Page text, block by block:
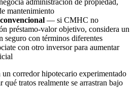
administración de propiedad,
mantenimiento
— si CMHC no
préstamo-valor objetivo, considera un
seguro con términos diferentes
con otro inversor para aumentar
un corredor hipotecario experimentado
tratos realmente se arrastran bajo